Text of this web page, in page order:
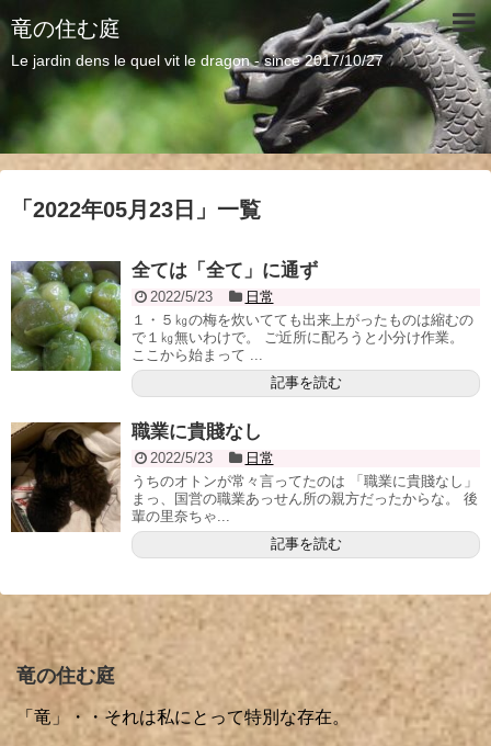
竜の住む庭
Le jardin dens le quel vit le dragon - since 2017/10/27
「 2022年05月23日 」 一覧
全ては「全て」に通ず
2022/5/23
日常
１・５㎏の梅を炊いてても出来上がったものは縮むの
で１㎏無いわけで。 ご近所に配ろうと小分け作業。
ここから始まって ...
記事を読む
職業に貴賤なし
2022/5/23
日常
うちのオトンが常々言ってたのは 「職業に貴賤なし」
まっ、国営の職業あっせん所の親方だったからな。 後
輩の里奈ちゃ...
記事を読む
竜の住む庭
「竜」・・それは私にとって特別な存在。